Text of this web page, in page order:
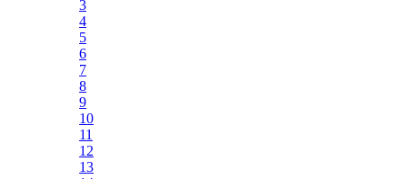
3
4
5
6
7
8
9
10
11
12
13